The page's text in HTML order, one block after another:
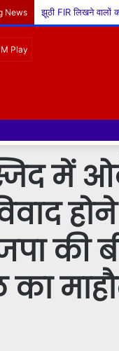
News
में
की
का